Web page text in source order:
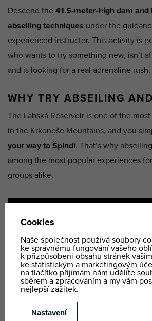
Descend the 41.5-meter-high dam and
abseiling techniques under the
experienced instructor. This activity is
who wants to try something new, isn’t
and is looking for a real adrenaline rush.
WHY TRY ABSEILING
The Labská Reservoir is one of the
in the Krkonoše Mountains, and you
your way to Špindl. That’s why
among the most popular experiences
groups alike.
Abseiling
450
Kč
1x abseiling
Abseiling +
climbing
550
Kč
1x
back
BUY VOUCHER